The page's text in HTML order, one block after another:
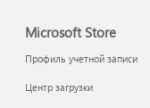
Microsoft Store
Профиль учетной записи
Центр загрузки